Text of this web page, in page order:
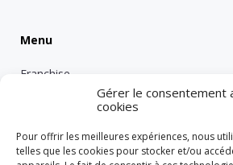
Gérer le consentement
cookies
Pour offrir les meilleures expériences, nous
telles que les cookies pour stocker et/ou
Menu
Franchise
Intérimaire